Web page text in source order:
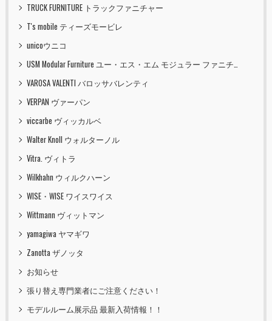
TRUCK FURNITURE トラックファニチャー
T's mobile ティーズモービレ
unicoウニコ
USM Modular Furniture ユー・エス・エム モジュラー ファニチャー
VAROSA VALENTI バロッサバレンティ
VERPAN ヴァーパン
viccarbe ヴィッカルベ
Walter Knoll ウォルターノル
Vitra. ヴィトラ
Wilkhahn ウィルクハーン
WISE・WISE ワイスワイス
Wittmann ヴィットマン
yamagiwa ヤマギワ
Zanotta ザノッタ
お知らせ
張り替え専門業者にご注意ください！
モデルルーム展示品 最新入荷情報！！